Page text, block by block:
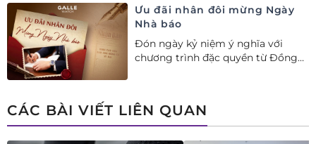
Gia đình Việt Nam.
Ưu đãi nhân đôi mừng Ngày
Nhà báo
Đón ngày kỷ niệm ý nghĩa với
chương trình đặc quyền từ Đồng
CÁC BÀI VIẾT LIÊN QUAN